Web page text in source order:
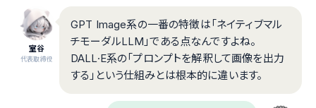
室谷
代表取締役
GPT Image系の一番の特徴は「ネイティブマル
チモーダルLLM」である点なんですよね。
DALL·E系の「プロンプトを解釈して画像を出力
する」という仕組みとは根本的に違います。